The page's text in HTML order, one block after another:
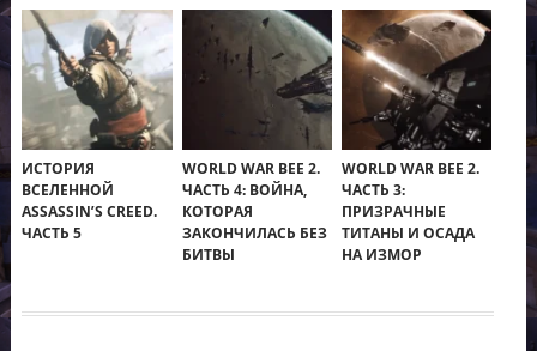
ИСТОРИЯ
ВСЕЛЕННОЙ
ASSASSIN’S CREED.
ЧАСТЬ 5
WORLD WAR BEE 2.
ЧАСТЬ 4: ВОЙНА,
КОТОРАЯ
ЗАКОНЧИЛАСЬ БЕЗ
БИТВЫ
WORLD WAR BEE 2.
ЧАСТЬ 3:
ПРИЗРАЧНЫЕ
ТИТАНЫ И ОСАДА
НА ИЗМОР